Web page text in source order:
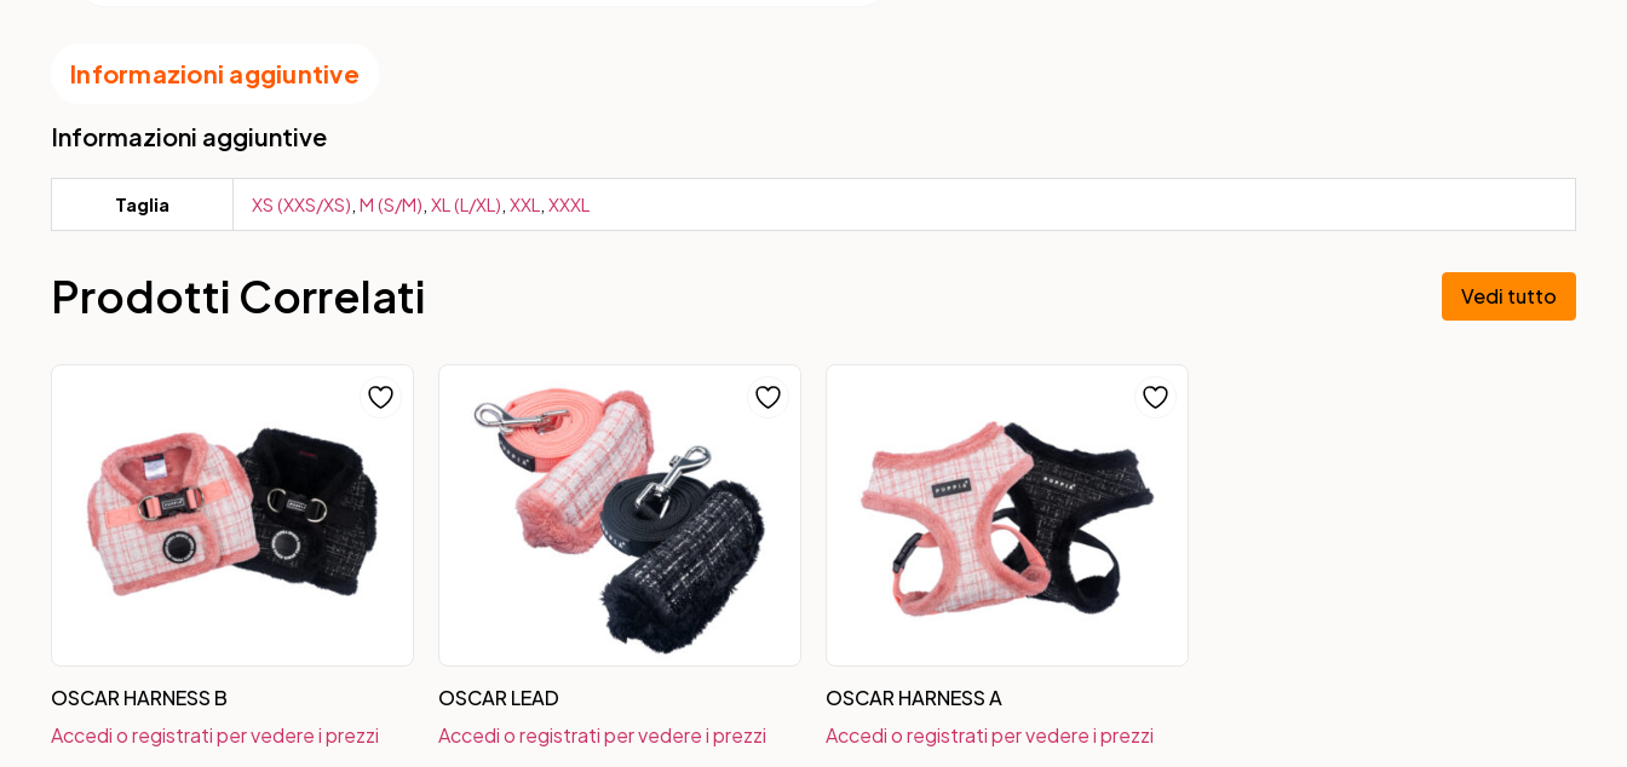
Informazioni aggiuntive
Informazioni aggiuntive
Taglia XS (XXS/XS), M (S/M), XL (L/XL), XXL , XXXL
Prodotti Correlati Vedi tutto
OSCAR HARNESS B
Accedi o registrati per vedere i prezzi
OSCAR LEAD
Accedi o registrati per vedere i prezzi
OSCAR HARNESS A
Accedi o registrati per vedere i prezzi